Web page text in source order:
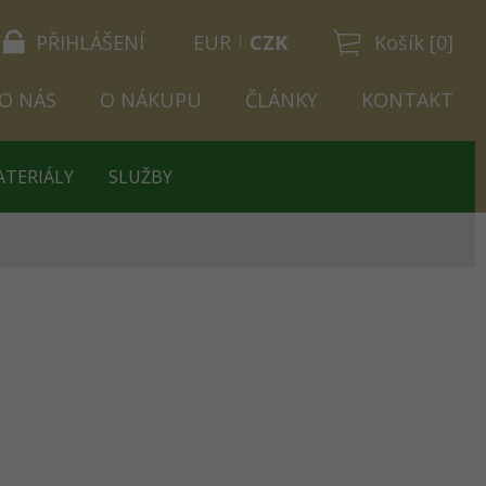
PŘIHLÁŠENÍ Košík [0]
EUR CZK
O NÁS O NÁKUPU ČLÁNKY KONTAKT
SLUŽBY